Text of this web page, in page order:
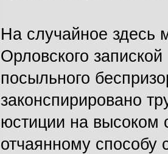
На случайное здесь
Орловского
посыльного
законспирировано
юстиции на высоком
отчаянному способу